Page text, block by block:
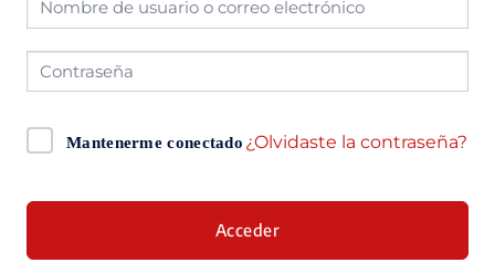
Mantenerme conectado ¿Olvidaste la contraseña?
Acceder